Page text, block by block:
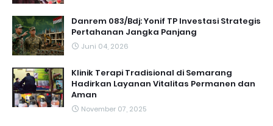
Danrem 083/Bdj: Yonif TP Investasi Strategis
Pertahanan Jangka Panjang
Juni 04, 2026
Klinik Terapi Tradisional di Semarang
Hadirkan Layanan Vitalitas Permanen dan
Aman
November 07, 2025